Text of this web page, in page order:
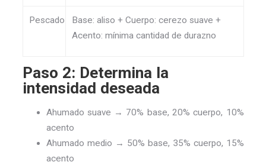
Pescado
Base: aliso + Cuerpo: cerezo suave +
Acento: mínima cantidad de durazno
Paso 2: Determina la
intensidad deseada
Ahumado suave → 70% base, 20% cuerpo, 10%
acento
Ahumado medio → 50% base, 35% cuerpo, 15%
acento